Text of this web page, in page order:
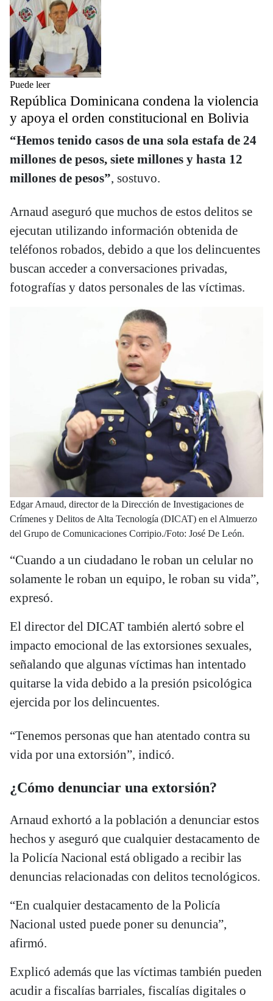
Puede leer
República Dominicana condena la violencia
y apoya el orden constitucional en Bolivia
“Hemos tenido casos de una sola estafa de 24
millones de pesos, siete millones y hasta 12
millones de pesos”, sostuvo.
Arnaud aseguró que muchos de estos delitos se
ejecutan utilizando información obtenida de
teléfonos robados, debido a que los delincuentes
buscan acceder a conversaciones privadas,
fotografías y datos personales de las víctimas.
Edgar Arnaud, director de la Dirección de Investigaciones de
Crímenes y Delitos de Alta Tecnología (DICAT) en el Almuerzo
del Grupo de Comunicaciones Corripio./Foto: José De León.
“Cuando a un ciudadano le roban un celular no
solamente le roban un equipo, le roban su vida”,
expresó.
El director del DICAT también alertó sobre el
impacto emocional de las extorsiones sexuales,
señalando que algunas víctimas han intentado
quitarse la vida debido a la presión psicológica
ejercida por los delincuentes.
“Tenemos personas que han atentado contra su
vida por una extorsión”, indicó.
¿Cómo denunciar una extorsión?
Arnaud exhortó a la población a denunciar estos
hechos y aseguró que cualquier destacamento de
la Policía Nacional está obligado a recibir las
denuncias relacionadas con delitos tecnológicos.
“En cualquier destacamento de la Policía
Nacional usted puede poner su denuncia”,
afirmó.
Explicó además que las víctimas también pueden
acudir a fiscalías barriales, fiscalías digitales o